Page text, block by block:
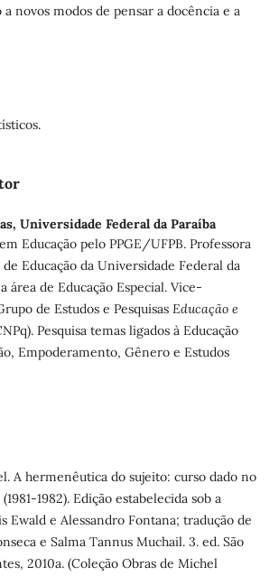
novos modos de pensar a docência e a
Universidade Federal da Paraíba
Educação pelo PPGE/UFPB. Professora
Educação da Universidade Federal da
área de Educação Especial. Vice-
de Estudos e Pesquisas Educação e
Pesquisa temas ligados à Educação
Empoderamento, Gênero e Estudos
A hermenêutica do sujeito: curso dado no
1982). Edição estabelecida sob a
Ewald e Alessandro Fontana; tradução de
e Salma Tannus Muchail. 3. ed. São
2010a. (Coleção Obras de Michel